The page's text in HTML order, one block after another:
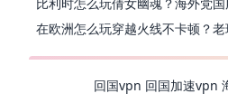
回国vpn 回国加速vpn